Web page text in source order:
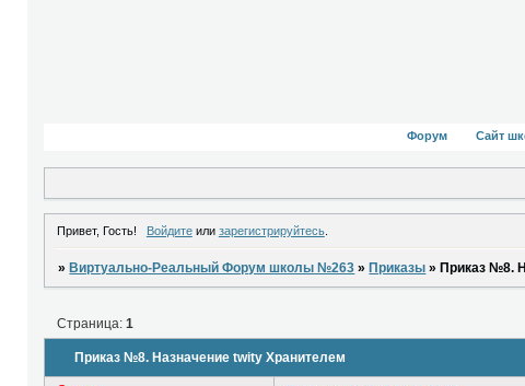
Форум Сайт
Привет, Гость! Войдитеили зарегистрируйтесь.
» Виртуально-Реальный Форум школы №263 » Приказы » Приказ №8.
Приказ №8. Назначение twity Хранителем
Страница:1